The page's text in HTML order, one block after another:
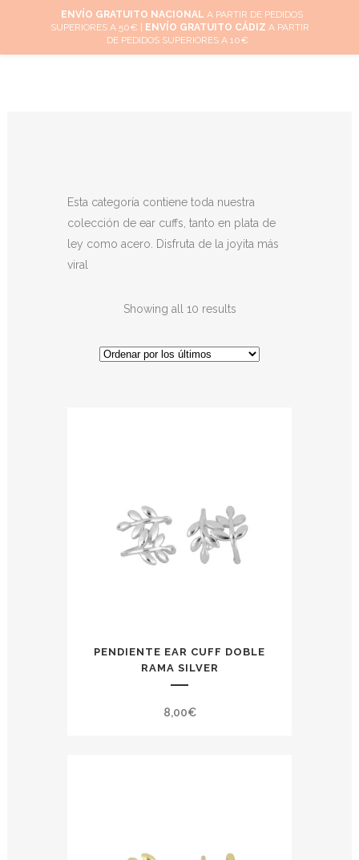
Esta categoría contiene toda nuestra
colección de ear cuffs, tanto en plata de
ley como acero. Disfruta de la joyita más
viral
Showing all 10 results
PENDIENTE EAR CUFF DOBLE
RAMA SILVER
8,00€
ENVÍO GRATUITO NACIONAL A PARTIR DE PEDIDOS
SUPERIORES A 50€ |
ENVÍO GRATUITO CÁDIZ A PARTIR
DE PEDIDOS SUPERIORES A 10€